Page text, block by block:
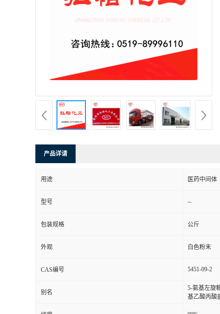
产品详请
用途 医药中间体
型号 --
包装规格 公斤
外观 白色粉末
CAS编号 5451-09-2
别名
5-氨基左旋
基乙酸丙酸